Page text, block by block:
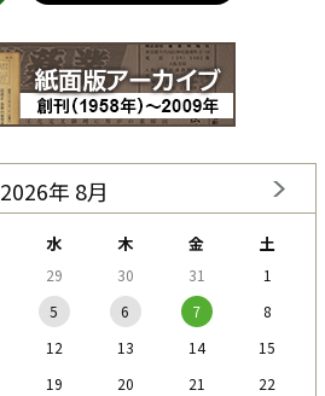
2026年 8月
水 木 金 土
29 30 31
1
5 6 7
8
12 13 14
15
19 20 21
22